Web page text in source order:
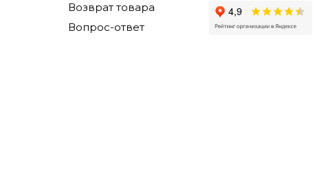
Возврат товара
Вопрос-ответ